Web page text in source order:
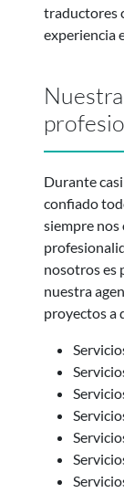
traductores
experiencia
Durante
confiado
siempre nos
nosotros es
nuestra
proyectos a